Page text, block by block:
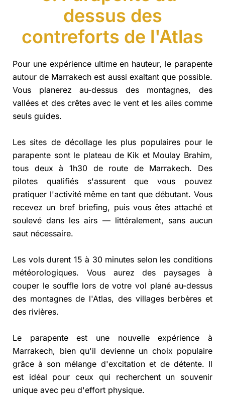
dessus des
contreforts de l'Atlas
Pour une expérience ultime en hauteur, le parapente
autour de Marrakech est aussi exaltant que possible.
Vous planerez au-dessus des montagnes, des
vallées et des crêtes avec le vent et les ailes comme
seuls guides.
Les sites de décollage les plus populaires pour le
parapente sont le plateau de Kik et Moulay Brahim,
tous deux à 1h30 de route de Marrakech. Des
pilotes qualifiés s'assurent que vous pouvez
pratiquer l'activité même en tant que débutant. Vous
recevez un bref briefing, puis vous êtes attaché et
soulevé dans les airs — littéralement, sans aucun
saut nécessaire.
Les vols durent 15 à 30 minutes selon les conditions
météorologiques. Vous aurez des paysages à
couper le souffle lors de votre vol plané au-dessus
des montagnes de l'Atlas, des villages berbères et
des rivières.
Le parapente est une nouvelle expérience à
Marrakech, bien qu'il devienne un choix populaire
grâce à son mélange d'excitation et de détente. Il
est idéal pour ceux qui recherchent un souvenir
unique avec peu d'effort physique.